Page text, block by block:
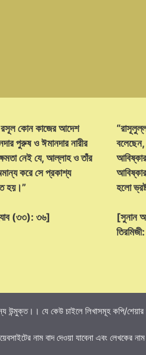
কোন কাজের আদেশ
পুরুষ ও ঈমানদার নারীর
নেই যে, আল্লাহ ও তাঁর
করে সে প্রকাশ্য
হয়।”
(৩৩): ৩৬]
বলেছেন,
হলো
[সুনান
উন্মুক্ত।। যে কেউ চাইলে লিখাসমূহ কপি/
নাম বাদ দেওয়া যাবেনা এবং লেখকের